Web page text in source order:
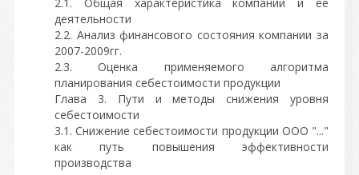
деятельности
2.2. Анализ финансового состояния компании за
2007-2009гг.
2.3. Оценка применяемого алгоритма
планирования себестоимости продукции
Глава 3. Пути и методы снижения уровня
себестоимости
3.1. Снижение себестоимости продукции ООО "..."
как путь повышения эффективности
производства